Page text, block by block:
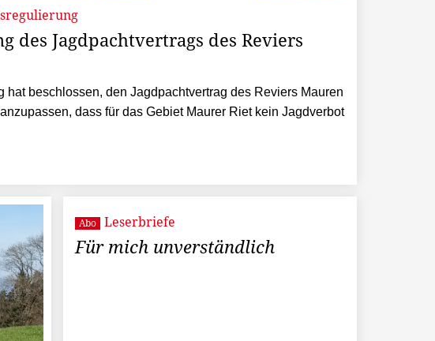
des Jagdpachtvertrags des Reviers
hat beschlossen, den Jagdpachtvertrag des Reviers Mauren
dass für das Gebiet Maurer Riet kein Jagdverbot
Abo Leserbriefe
Für mich unverständlich